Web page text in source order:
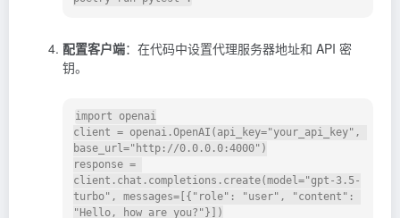
配置客户端：在代码中设置代理服务器地址和 API 密
钥。
import openai
client = openai.OpenAI(api_key="your_api_key",
base_url="http://0.0.0.0:4000")
response =
client.chat.completions.create(model="gpt-3.5-
turbo", messages=[{"role": "user", "content":
"Hello, how are you?"}])